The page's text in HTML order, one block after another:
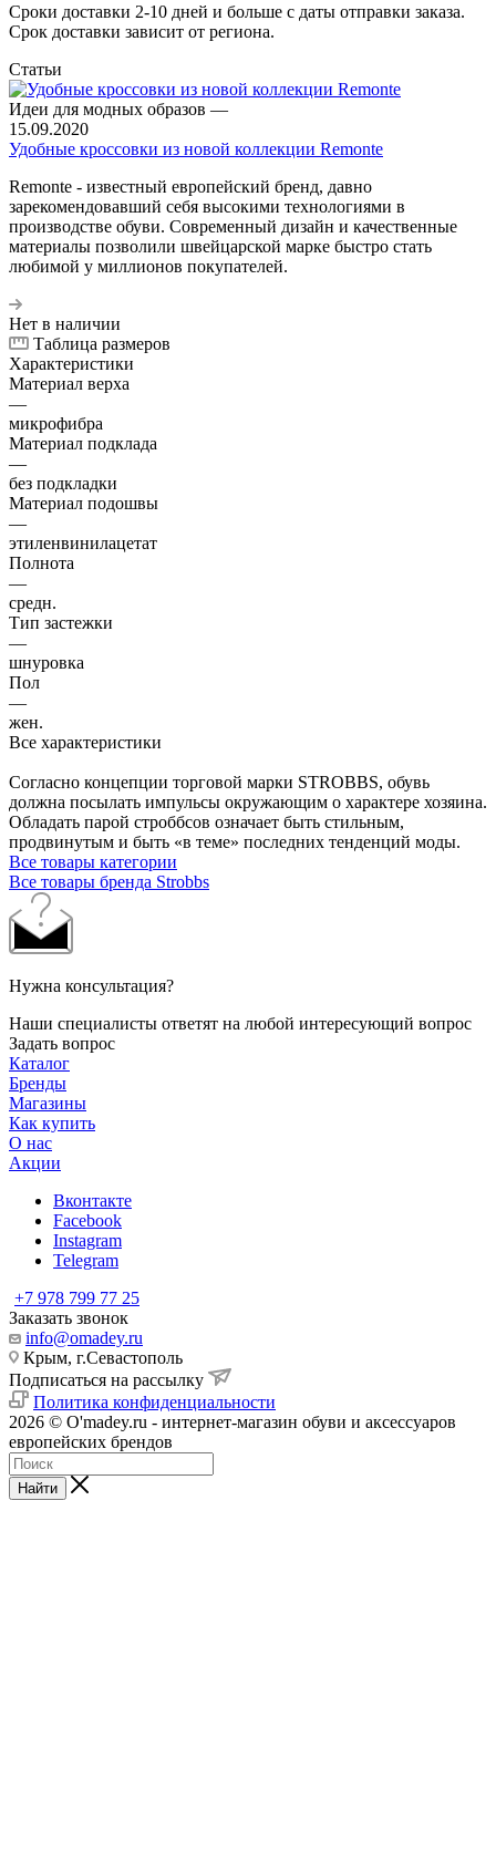
Сроки доставки 2-10 дней и больше с даты отправки заказа.
Срок доставки зависит от региона.
Статьи
Идеи для модных образов —
15.09.2020
Удобные кроссовки из новой коллекции Remonte
Remonte - известный европейский бренд, давно
зарекомендовавший себя высокими технологиями в
производстве обуви. Современный дизайн и качественные
материалы позволили швейцарской марке быстро стать
любимой у миллионов покупателей.
Нет в наличии
Таблица размеров
Характеристики
Материал верха
—
микрофибра
Материал подклада
—
без подкладки
Материал подошвы
—
этиленвинилацетат
Полнота
—
средн.
Тип застежки
—
шнуровка
Пол
—
жен.
Все характеристики
Согласно концепции торговой марки STROBBS, обувь
должна посылать импульсы окружающим о характере хозяина.
Обладать парой строббсов означает быть стильным,
продвинутым и быть «в теме» последних тенденций моды.
Все товары категории
Все товары бренда Strobbs
Нужна консультация?
Наши специалисты ответят на любой интересующий вопрос
Задать вопрос
Каталог
Бренды
Магазины
Как купить
О нас
Акции
Вконтакте
Facebook
Instagram
Telegram
+7 978 799 77 25
Заказать звонок
info@omadey.ru
Крым, г.Севастополь
Подписаться на рассылку
Политика конфиденциальности
2026 © O'madey.ru - интернет-магазин обуви и аксессуаров
европейских брендов
Найти